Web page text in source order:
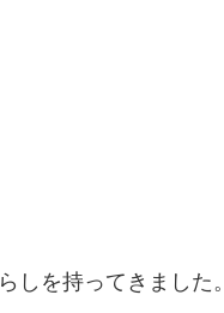
しを持ってきました。